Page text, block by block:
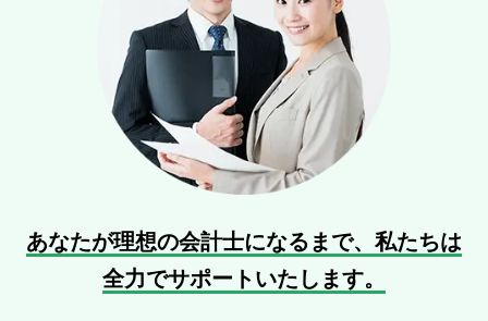
あなたが理想の会計士になるまで、 私たちは
全力でサポートいたします。